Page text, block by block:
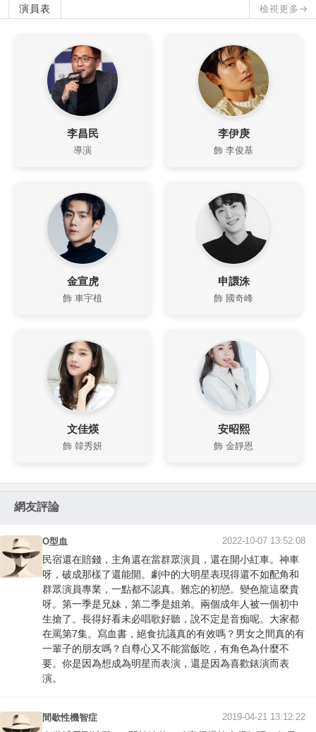
演員表 檢視更多→
李昌民
導演
李伊庚
飾 李俊基
金宣虎
飾 車宇植
申譞洙
飾 國奇峰
文佳煐
飾 韓秀妍
安昭熙
飾 金靜恩
網友評論
O型血 2022-10-07 13:52:08
民宿還在賠錢，主角還在當群眾演員，還在開小紅車。神車
呀，破成那樣了還能開。劇中的大明星表現得還不如配角和
群眾演員專業，一點都不認真。難忘的初戀。變色龍這麼貴
呀。第一季是兄妹，第二季是姐弟。兩個成年人被一個初中
生搶了。長得好看未必唱歌好聽，說不定是音痴呢。大家都
在罵第7集。寫血書，絕食抗議真的有效嗎？男女之間真的有
一輩子的朋友嗎？自尊心又不能當飯吃，有角色為什麼不
要。你是因為想成為明星而表演，還是因為喜歡錶演而表
演。
間歇性機智症 2019-04-21 13:12:22